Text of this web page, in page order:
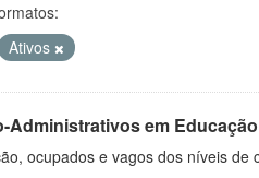
Ativos
em Educação
ocupados e vagos dos níveis de